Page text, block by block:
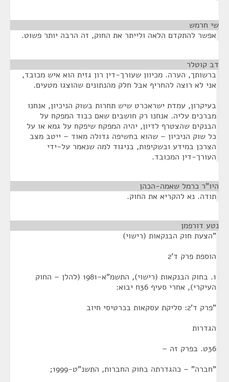
שי חרמש
אפשר להתקדם הלאה ולייתר את החוק, זה הרבה יותר פשוט.
דב קוטלר
ברשותך, הערה. מכיוון שעורך-דין רון גזית הוא איש מכובד,
אני לא רוצה להחריף אבל חלק מהנתונים שהוצגו מטעים.
בעיקרון, עמדת ישראכרט שיש תחרות בשוק הניכיון, אנחנו
מברכים עליה. אנחנו רק חושבים שאם כבוד המפקח על
הבנקים שהצטרף לדיון, יהיה המפקח שיפקח על גמא או על
כל שוק הניכיון – שהוא בחשיפה גדולה מאוד – ייטב מצב
הצרכן במידע ובשקיפות, בניגוד למה שנאמר על-ידי
העורך-דין המכובד.
היו"ר כרמל שאמה-הכהן
תודה. נא להקריא את החוק.
נטע דורפמן
"הצעת חוק הבנקאות (רישוי)
הוספת פרק ד'2
1. בחוק הבנקאות (רישוי), התשמ"א-1981 (להלן – החוק
העיקרי), אחרי סעיף 36ח יבוא:
"פרק ד'2: סליקת עסקאות בכרטיסי חיוב
הגדרות
36ט. בפרק זה –
"חברה" – כהגדרתה בחוק החברות, התשנ"ט-1999;